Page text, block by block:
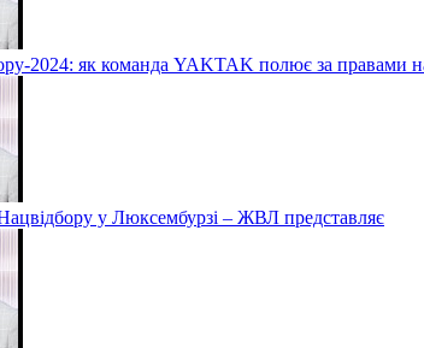
2024: як команда YAKTAK полює за правами
у Люксембурзі – ЖВЛ представляє